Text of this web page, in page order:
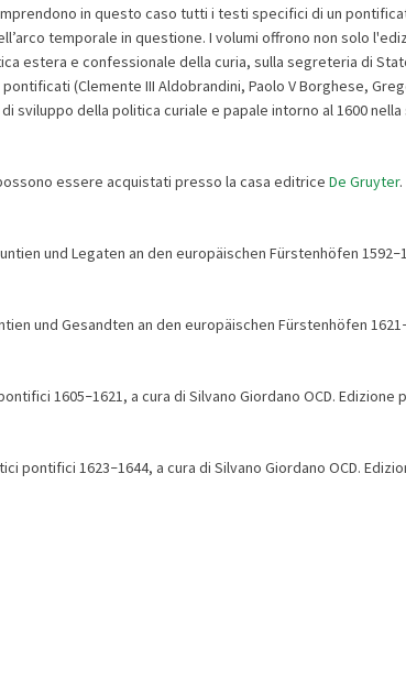
in questo caso tutti i testi specifici di un
temporale in questione. I volumi offrono non solo
estera e confessionale della curia, sulla segreteria di
(Clemente III Aldobrandini, Paolo V Borghese,
sviluppo della politica curiale e papale intorno al 1600
essere acquistati presso la casa editrice De Gruyter.
und Legaten an den europäischen Fürstenhöfen 1592–
und Gesandten an den europäischen Fürstenhöfen 1621
1605–1621, a cura di Silvano Giordano OCD.
pontifici 1623–1644, a cura di Silvano Giordano OCD.